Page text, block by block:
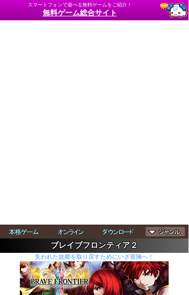
スマートフォンで遊べる無料ゲームをご紹介！
無料ゲーム総合サイト
ブレイブフロンティア２
失われた故郷を取り戻すためにいざ冒険へ！